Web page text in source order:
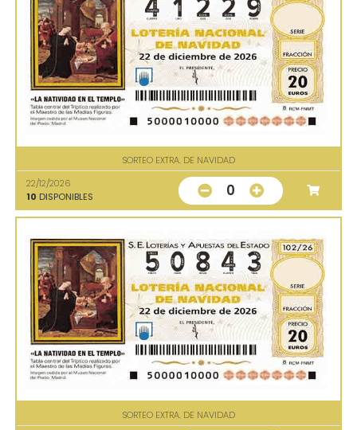
SORTEO EXTRA. DE NAVIDAD
22/12/2026
10 DISPONIBLES 0
SORTEO EXTRA. DE NAVIDAD